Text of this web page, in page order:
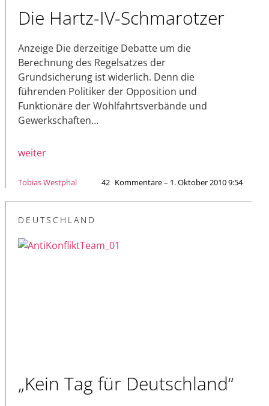
Die Hartz-IV-Schmarotzer
Anzeige Die derzeitige Debatte um die
Berechnung des Regelsatzes der
Grundsicherung ist widerlich. Denn die
führenden Politiker der Opposition und
Funktionäre der Wohlfahrtsverbände und
Gewerkschaften…
weiter
Tobias Westphal 42 Kommentare – 1. Oktober 2010 9:54
DEUTSCHLAND
„Kein Tag für Deutschland“